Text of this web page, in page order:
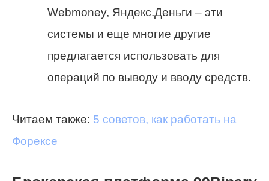
Webmoney, Яндекс.Деньги – эти
системы и еще многие другие
предлагается использовать для
операций по выводу и вводу средств.
Читаем также: 5 советов, как работать на
Форексе